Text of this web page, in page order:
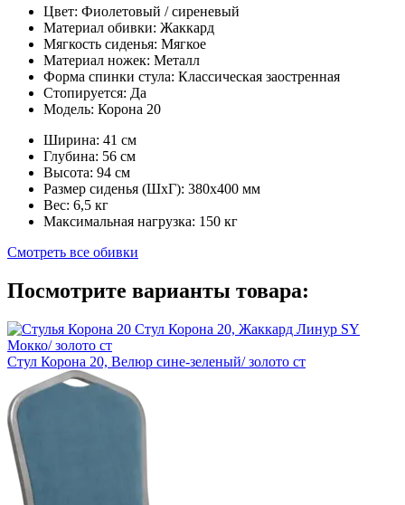
Цвет: Фиолетовый / сиреневый
Материал обивки: Жаккард
Мягкость сиденья: Мягкое
Материал ножек: Металл
Форма спинки стула: Классическая заостренная
Стопируется: Да
Модель: Корона 20
Ширина: 41 см
Глубина: 56 см
Высота: 94 см
Размер сиденья (ШxГ): 380x400 мм
Вес: 6,5 кг
Максимальная нагрузка: 150 кг
Смотреть все обивки
Посмотрите варианты товара:
Стул Корона 20, Велюр сине-зеленый/ золото ст